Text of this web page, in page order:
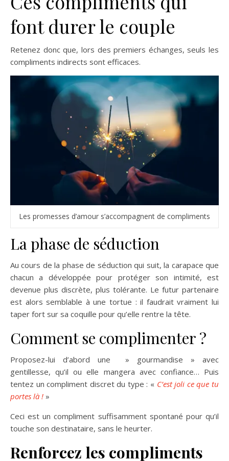
font durer le couple
Retenez donc que, lors des premiers échanges, seuls les
compliments indirects sont efficaces.
Les promesses d’amour s’accompagnent de compliments
La phase de séduction
Au cours de la phase de séduction qui suit, la carapace que
chacun a développée pour protéger son intimité, est
devenue plus discrète, plus tolérante. Le futur partenaire
est alors semblable à une tortue : il faudrait vraiment lui
taper fort sur sa coquille pour qu’elle rentre la tête.
Comment se complimenter ?
Proposez-lui d’abord une » gourmandise » avec
gentillesse, qu’il ou elle mangera avec confiance… Puis
tentez un compliment discret du type : « C’est joli ce que tu
portes là ! »
Ceci est un compliment suffisamment spontané pour qu’il
touche son destinataire, sans le heurter.
Renforcez les compliments